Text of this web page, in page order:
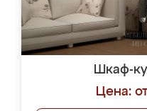
Шкаф-
Цена: